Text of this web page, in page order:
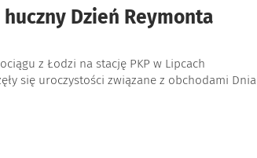
Dzień Reymonta
z Łodzi na stację PKP w Lipcach
się uroczystości związane z obchodami Dnia